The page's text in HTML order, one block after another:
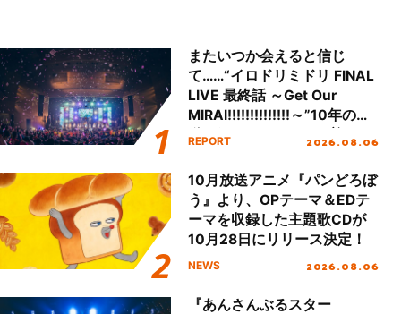
またいつか会えると信じ
て……“イロドリミドリ FINAL
LIVE 最終話 ～Get Our
MIRAI!!!!!!!!!!!!!!～”10年の活
動を経てファイナルを迎える
REPORT 2026.08.06
10月放送アニメ『パンどろぼ
う』より、OPテーマ＆EDテ
ーマを収録した主題歌CDが
10月28日にリリース決定！
NEWS 2026.08.06
『あんさんぶるスター